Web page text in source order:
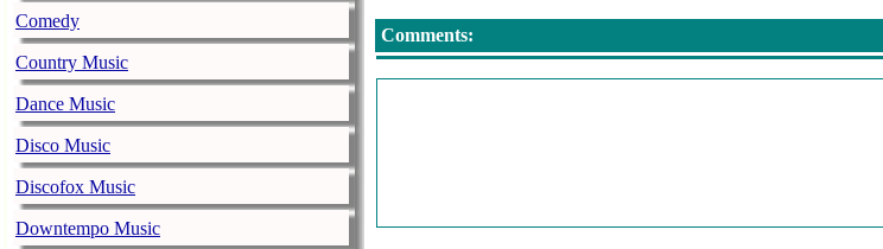
Comedy
Country Music
Dance Music
Disco Music
Discofox Music
Downtempo Music
U Luistert Naar De Hits Van Hitstream Fm
U Luistert Naar De Hits Van Radio Lancia En De Stuntvogel
Comments: